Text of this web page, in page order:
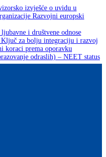
izvješće o uvidu u
Razvojni europski
i društvene odnose
Ključ za bolju integraciju i razvoj
koraci prema oporavku
odraslih) – NEET status